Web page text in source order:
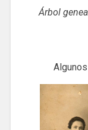
Árbol